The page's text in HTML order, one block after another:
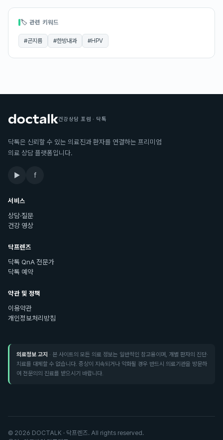
🏷 관련 키워드
#곤지름 #한방내과 #HPV
건강상담 포럼 · 닥톡
닥톡은 신뢰할 수 있는 의료진과 환자를 연결하는 프리미엄
의료 상담 플랫폼입니다.
▶ f
서비스
상담·질문
건강 영상
닥프렌즈
닥톡 QnA 전문가
닥톡 예약
약관 및 정책
이용약관
개인정보처리방침
의료정보 고지 · 본 사이트의 모든 의료 정보는 일반적인 참고용이며, 개별 환자의 진단·
치료를 대체할 수 없습니다. 증상이 지속되거나 악화될 경우 반드시 의료기관을 방문하
여 전문의의 진료를 받으시기 바랍니다.
© 2026 DOCTALK · 닥프렌즈. All rights reserved.